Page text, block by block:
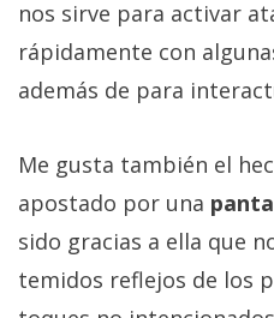
nos sirve para activar
rápidamente con
además de para
Me gusta también el
apostado por una
sido gracias a ella que
temidos reflejos de los